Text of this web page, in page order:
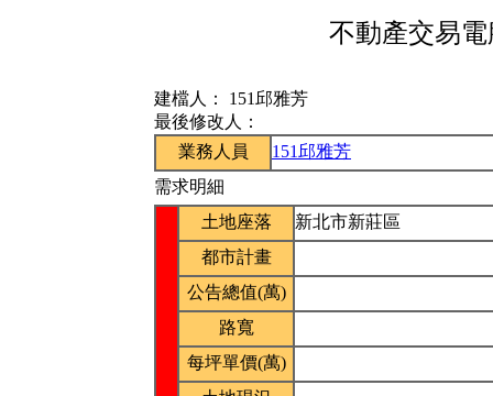
不動產交易
建檔人： 151邱雅芳
最後修改人：
業務人員
151邱雅芳
需求明細
土地座落
新北市新莊區
都市計畫
公告總值(萬)
路寬
每坪單價(萬)